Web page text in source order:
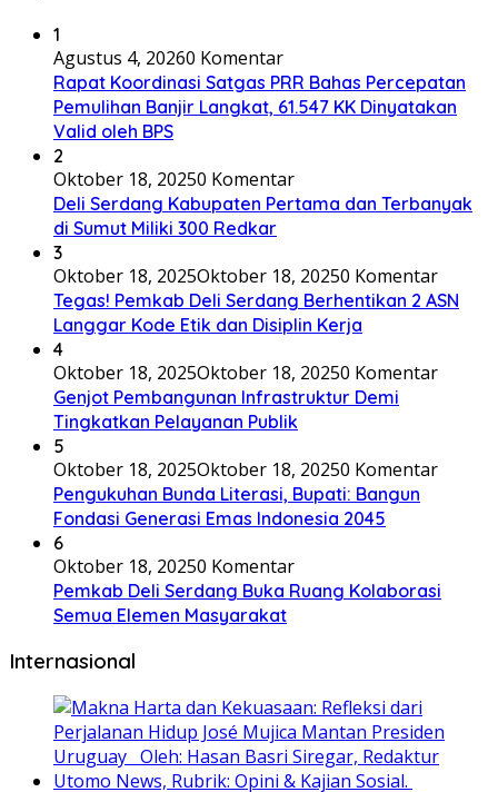
1
Agustus 4, 20260 Komentar
Rapat Koordinasi Satgas PRR Bahas Percepatan
Pemulihan Banjir Langkat, 61.547 KK Dinyatakan
Valid oleh BPS
2
Oktober 18, 20250 Komentar
Deli Serdang Kabupaten Pertama dan Terbanyak
di Sumut Miliki 300 Redkar
3
Oktober 18, 2025Oktober 18, 20250 Komentar
Tegas! Pemkab Deli Serdang Berhentikan 2 ASN
Langgar Kode Etik dan Disiplin Kerja
4
Oktober 18, 2025Oktober 18, 20250 Komentar
Genjot Pembangunan Infrastruktur Demi
Tingkatkan Pelayanan Publik
5
Oktober 18, 2025Oktober 18, 20250 Komentar
Pengukuhan Bunda Literasi, Bupati: Bangun
Fondasi Generasi Emas Indonesia 2045
6
Oktober 18, 20250 Komentar
Pemkab Deli Serdang Buka Ruang Kolaborasi
Semua Elemen Masyarakat
Internasional